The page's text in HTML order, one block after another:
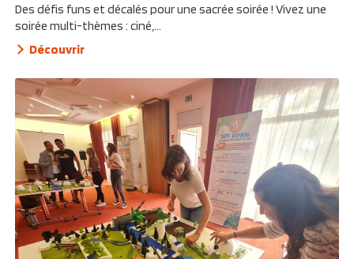
Des défis funs et décalés pour une sacrée soirée ! Vivez une
soirée multi-thèmes : ciné,...
Découvrir